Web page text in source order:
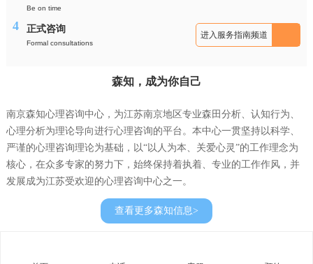
进入服务指南频道
Be on time
4 正式咨询
Formal consultations
森知，成为你自己
南京森知心理咨询中心，为江苏南京地区专业森田分析、认知行为、
心理分析为理论导向进行心理咨询的平台。本中心一贯坚持以科学、
严谨的心理咨询理论为基础，以“以人为本、关爱心灵”的工作理念为
核心，在众多专家的努力下，始终保持着执着、专业的工作作风，并
发展成为江苏受欢迎的心理咨询中心之一。
此外，中心完善的服务流程、安全的保密机制、成熟的咨询理念、温
查看更多森知信息>